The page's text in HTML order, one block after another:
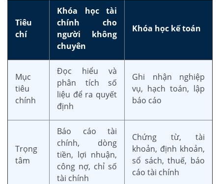
Tiêu
chí
Khóa học tài
chính cho
người không
chuyên
Khóa học kế toán
Mục
tiêu
chính
Đọc hiểu và
phân tích số
liệu để ra quyết
định
Ghi nhận nghiệp
vụ, hạch toán, lập
báo cáo
Trọng
tâm
Báo cáo tài
chính, dòng
tiền, lợi nhuận,
công nợ, chỉ số
tài chính
Chứng từ, tài
khoản, định khoản,
sổ sách, thuế, báo
cáo tài chính